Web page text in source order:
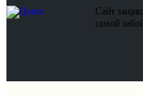
Сайт
самой